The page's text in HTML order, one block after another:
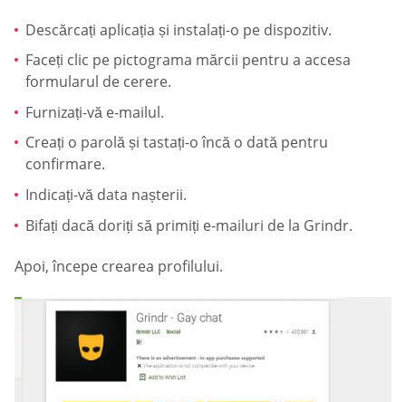
Descărcați aplicația și instalați-o pe dispozitiv.
Faceți clic pe pictograma mărcii pentru a accesa
formularul de cerere.
Furnizați-vă e-mailul.
Creați o parolă și tastați-o încă o dată pentru
confirmare.
Indicați-vă data nașterii.
Bifați dacă doriți să primiți e-mailuri de la Grindr.
Apoi, începe crearea profilului.